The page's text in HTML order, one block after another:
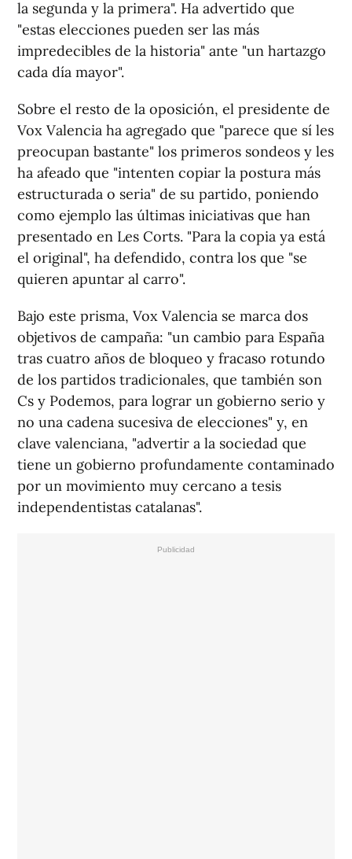
la segunda y la primera". Ha advertido que
"estas elecciones pueden ser las más
impredecibles de la historia" ante "un hartazgo
cada día mayor".
Sobre el resto de la oposición, el presidente de
Vox Valencia ha agregado que "parece que sí les
preocupan bastante" los primeros sondeos y les
ha afeado que "intenten copiar la postura más
estructurada o seria" de su partido, poniendo
como ejemplo las últimas iniciativas que han
presentado en Les Corts. "Para la copia ya está
el original", ha defendido, contra los que "se
quieren apuntar al carro".
Bajo este prisma, Vox Valencia se marca dos
objetivos de campaña: "un cambio para España
tras cuatro años de bloqueo y fracaso rotundo
de los partidos tradicionales, que también son
Cs y Podemos, para lograr un gobierno serio y
no una cadena sucesiva de elecciones" y, en
clave valenciana, "advertir a la sociedad que
tiene un gobierno profundamente contaminado
por un movimiento muy cercano a tesis
independentistas catalanas".